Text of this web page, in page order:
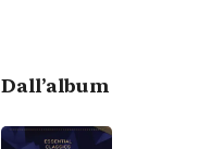
Dall’album